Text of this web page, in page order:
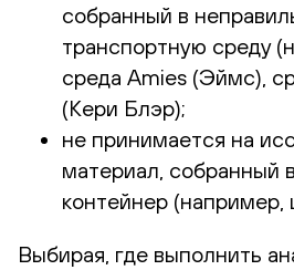
собранный в
транспортную среду
среда Amies (Эймс),
(Кери Блэр);
не принимается на
материал, собранный
контейнер (например,
Выбирая, где выполнить